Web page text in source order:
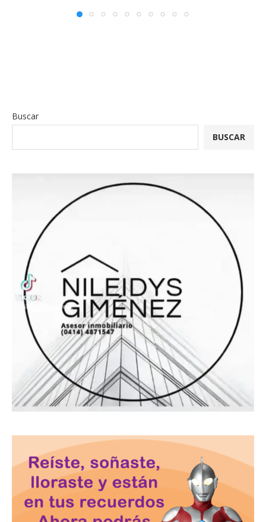
Buscar
BUSCAR